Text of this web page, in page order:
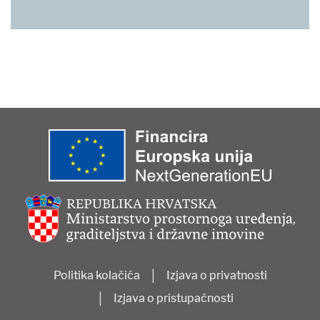
Politika kolačića
Izjava o privatnosti
Izjava o pristupačnosti